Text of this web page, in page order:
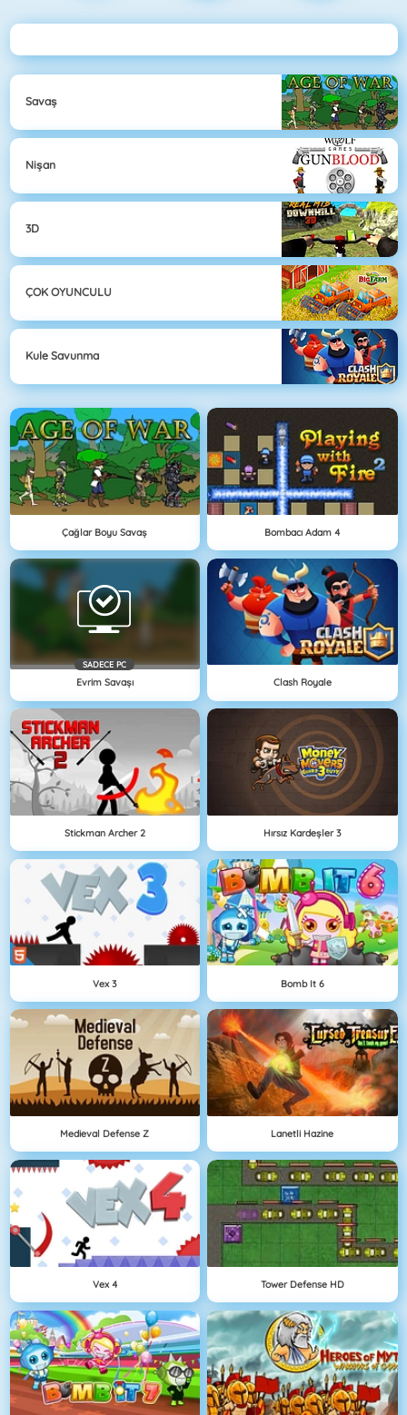
Savaş
Nişan
3D
ÇOK OYUNCULU
Kule Savunma
Çağlar Boyu Savaş Bombacı Adam 4
SADECE PC
Evrim Savaşı Clash Royale
Stickman Archer 2 Hırsız Kardeşler 3
Vex 3 Bomb It 6
Medieval Defense Z Lanetli Hazine
Vex 4 Tower Defense HD